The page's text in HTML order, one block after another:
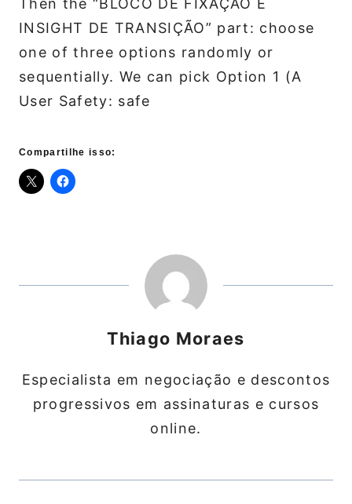
Then the “BLOCO DE FIXAÇÃO E
INSIGHT DE TRANSIÇÃO” part: choose
one of three options randomly or
sequentially. We can pick Option 1 (A
User Safety: safe
Compartilhe isso:
Thiago Moraes
Especialista em negociação e descontos
progressivos em assinaturas e cursos
online.